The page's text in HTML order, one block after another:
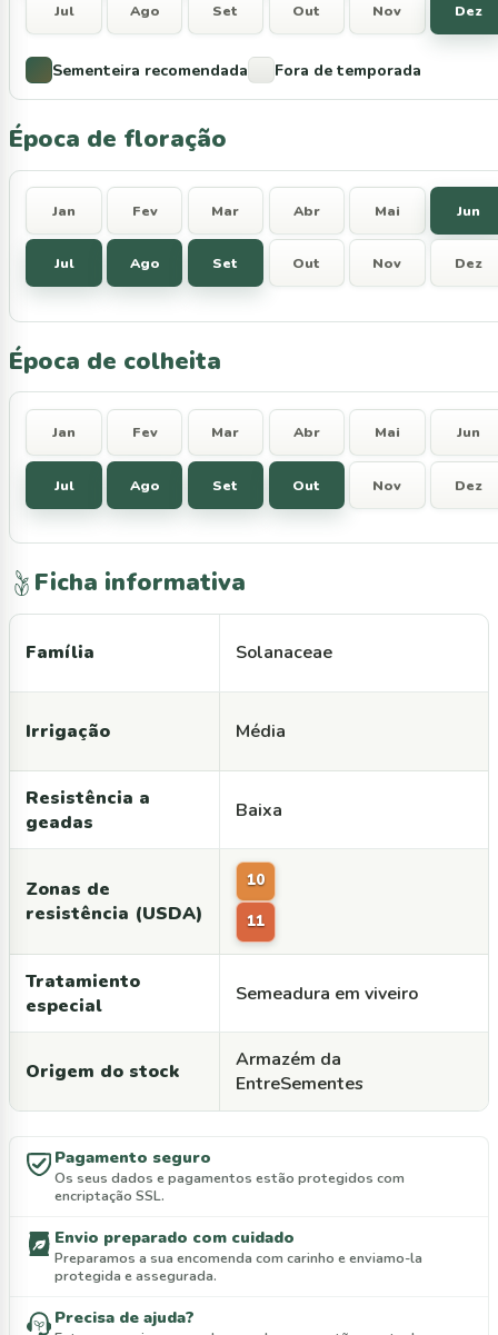
Jul Ago Set Out Nov Dez
Sementeira recomendada Fora de temporada
Época de floração
Jan Fev Mar Abr Mai Jun
Jul Ago Set Out Nov Dez
Época de colheita
Jan Fev Mar Abr Mai Jun
Jul Ago Set Out Nov Dez
Ficha informativa
Família Solanaceae
Irrigação Média
Resistência a
geadas
Baixa
Zonas de
resistência (USDA)
10
11
Tratamiento
especial
Semeadura em viveiro
Origem do stock
Armazém da
EntreSementes
Pagamento seguro
Os seus dados e pagamentos estão protegidos com
encriptação SSL.
Envio preparado com cuidado
Preparamos a sua encomenda com carinho e enviamo-la
protegida e assegurada.
Precisa de ajuda?